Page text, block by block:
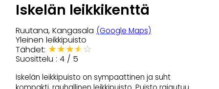
Iskelän leikkikenttä
Ruutana, Kangasala (Google Maps)
Yleinen leikkipuisto
Tähdet: ★★★★☆
Suosittelu : 4 / 5
Iskelän leikkipuisto on sympaattinen ja suht